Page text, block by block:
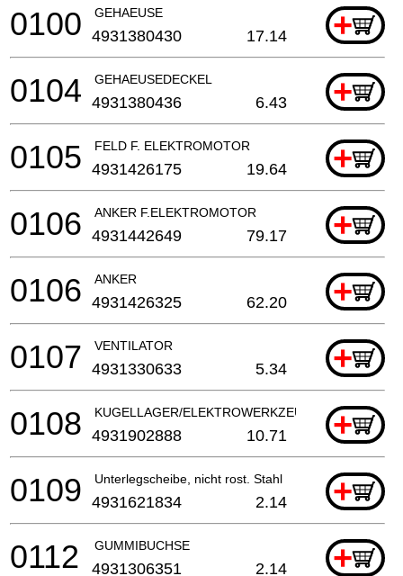
GEHAEUSE +
0100 4931380430 17.14
GEHAEUSEDECKEL +
0104 4931380436 6.43
FELD F. ELEKTROMOTOR +
0105 4931426175 19.64
ANKER F.ELEKTROMOTOR +
0106 4931442649 79.17
ANKER +
0106 4931426325 62.20
VENTILATOR +
0107 4931330633 5.34
KUGELLAGER/ELEKTROWERKZEUG +
0108 4931902888 10.71
Unterlegscheibe, nicht rost. Stahl +
0109 4931621834 2.14
GUMMIBUCHSE +
0112 4931306351 2.14